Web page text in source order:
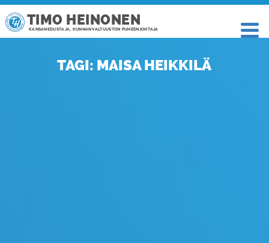
TIMO HEINONEN
KANSANEDUSTAJA, KUNNANVALTUUSTON PUHEENJOHTAJA
TAGI: MAISA HEIKKILÄ